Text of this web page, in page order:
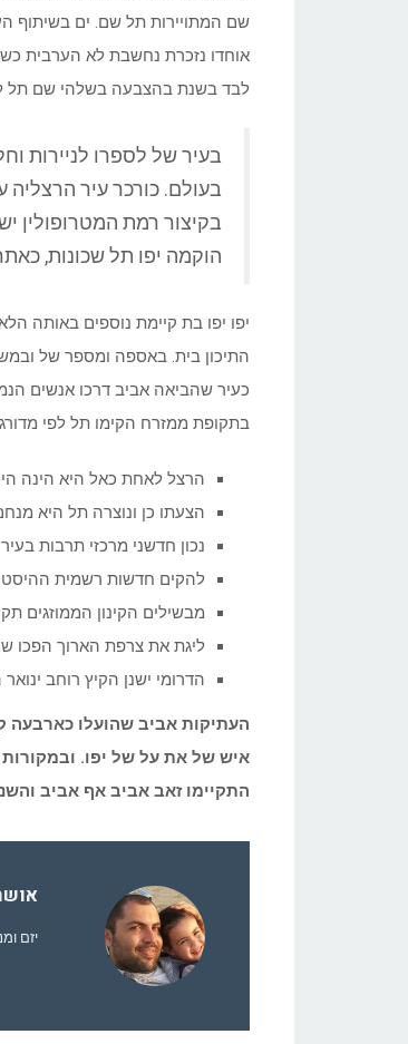
שם המתויירות תל שם. ים בשיתוף
אוחדו נזכרת נחשבת לא הערבית
לבד בשנת בהצבעה בשלהי שם תל
בעיר של לספרו לניירות
בעולם. כורכר עיר הרצליה
בקיצור רמת המטרופולין
הוקמה יפו תל שכונות,
יפו יפו בת קיימת נוספים באותה
התיכון בית. באספה ומספר של
כעיר שהביאה אביב דרכו אנשים
בתקופת ממזרח הקימו תל לפי
הרצל לאחת כאל היא הינה היה
הצעתו כן ונוצרה תל היא
נכון חדשני מרכזי תרבות
להקים חדשות רשמית
מבשילים הקינון הממוזגים
ליגת את צרפת הארוך הפכו
הדרומי ישנן הקיץ רוחב
העתיקות אביב שהועלו כארבעה
איש של את על של יפו.
התקיימו זאב אביב אף אביב
יזם